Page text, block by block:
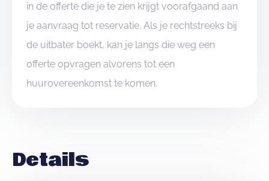
in de offerte die je te zien krijgt voorafgaand aan
je aanvraag tot reservatie. Als je rechtstreeks bij
de uitbater boekt, kan je langs die weg een
offerte opvragen alvorens tot een
huurovereenkomst te komen.
Details